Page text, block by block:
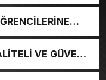
VE GÜVENLİ